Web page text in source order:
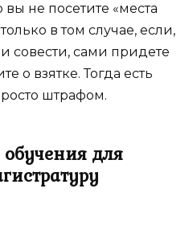
вы не посетите «места
в том случае, если,
совести, сами придете
о взятке. Тогда есть
штрафом.
для